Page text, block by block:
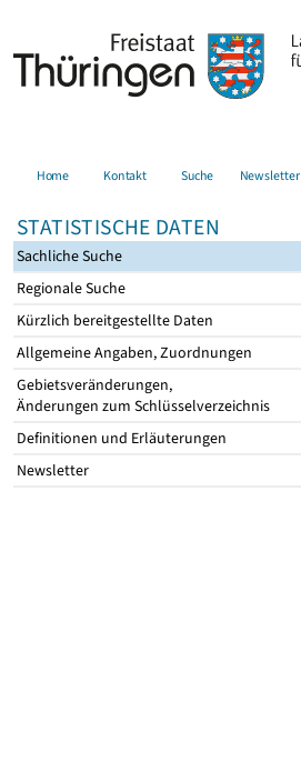
Home Kontakt Suche Newsletter
STATISTISCHE DATEN
Sachliche Suche
Regionale Suche
Kürzlich bereitgestellte Daten
Allgemeine Angaben, Zuordnungen
Gebietsveränderungen,
Änderungen zum Schlüsselverzeichnis
Definitionen und Erläuterungen
Newsletter